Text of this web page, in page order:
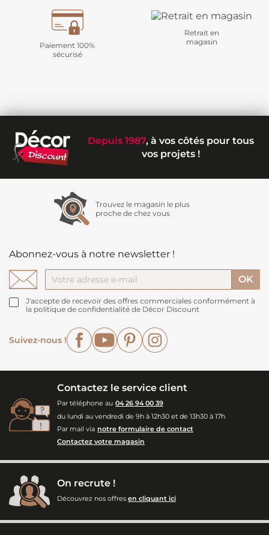
Paiement 100%
sécurisé
Retrait en
magasin
Depuis 1987, à vos côtés pour tous
vos projets !
Trouvez le magasin le plus
proche de chez vous
Abonnez-vous à notre newsletter !
J'accepte de recevoir des offres commerciales conformément à
la politique de confidentialité de Décor Discount
Suivez-nous !
FacebookYouTubePinterest
Contactez le service client
Par téléphone au 04 26 94 00 39
du lundi au vendredi de 9h à 12h30 et de 13h30 à 17h
Par mail via notre formulaire de contact
Contactez votre magasin
On recrute !
Découvrez nos offres en cliquant ici